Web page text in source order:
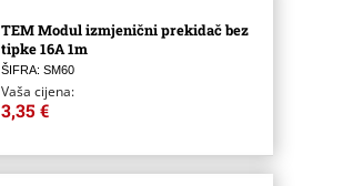
TEM Modul izmjenični prekidač bez
tipke 16A 1m
ŠIFRA: SM60
Vaša cijena:
3,35 €